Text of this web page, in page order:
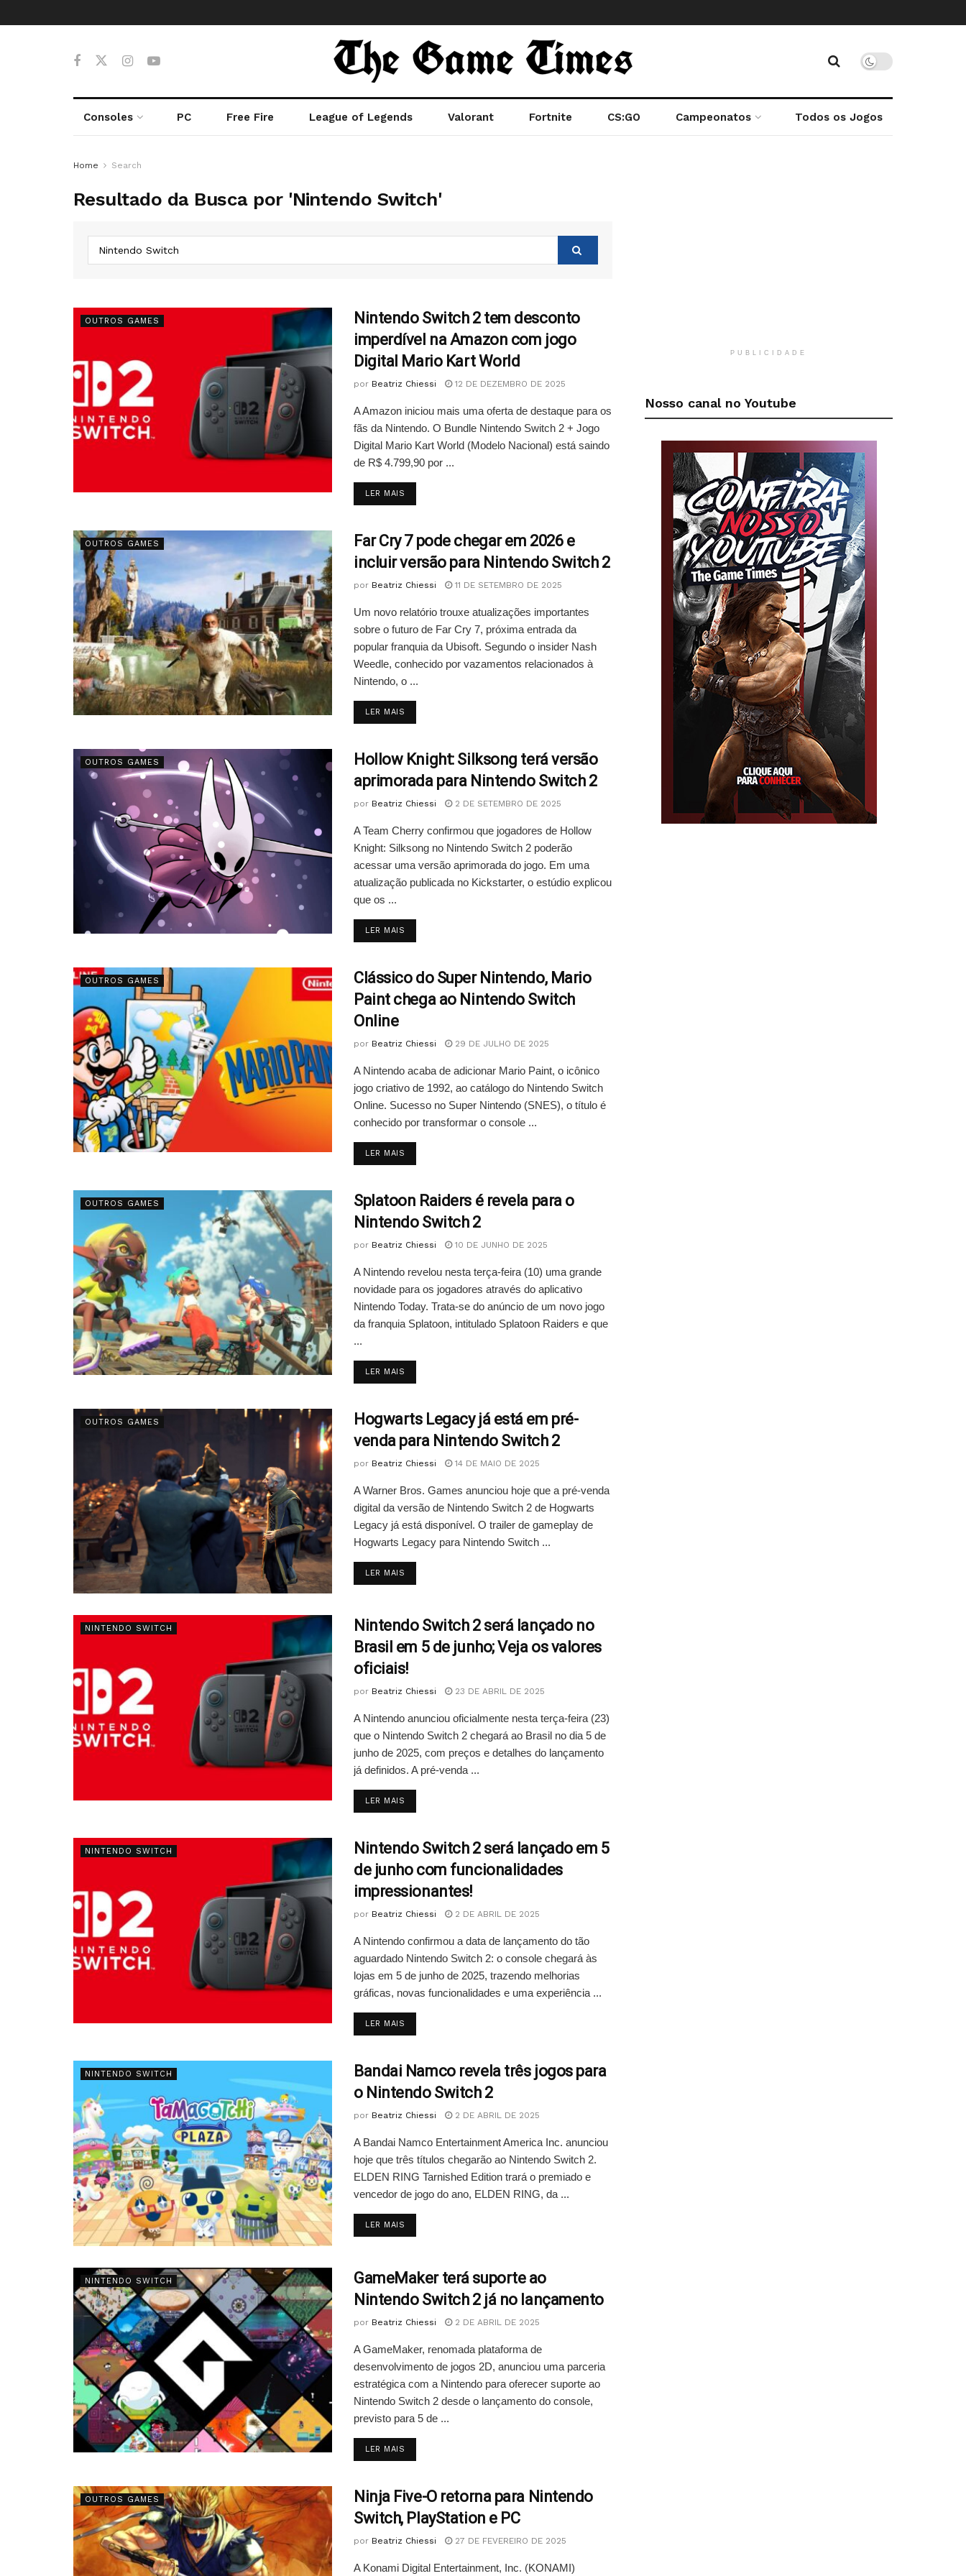
Consoles PC Free Fire League of Legends Valorant Fortnite CS:GO Campeonatos Todos os Jogos
Home Search
Resultado da Busca por 'Nintendo Switch'
OUTROS GAMES
Nintendo Switch 2 tem desconto
imperdível na Amazon com jogo
Digital Mario Kart World
por Beatriz Chiessi 12 DE DEZEMBRO DE 2025
A Amazon iniciou mais uma oferta de destaque para os
fãs da Nintendo. O Bundle Nintendo Switch 2 + Jogo
Digital Mario Kart World (Modelo Nacional) está saindo
de R$ 4.799,90 por ...
LER MAIS
OUTROS GAMES
Far Cry 7 pode chegar em 2026 e
incluir versão para Nintendo Switch 2
por Beatriz Chiessi 11 DE SETEMBRO DE 2025
Um novo relatório trouxe atualizações importantes
sobre o futuro de Far Cry 7, próxima entrada da
popular franquia da Ubisoft. Segundo o insider Nash
Weedle, conhecido por vazamentos relacionados à
Nintendo, o ...
LER MAIS
OUTROS GAMES
Hollow Knight: Silksong terá versão
aprimorada para Nintendo Switch 2
por Beatriz Chiessi 2 DE SETEMBRO DE 2025
A Team Cherry confirmou que jogadores de Hollow
Knight: Silksong no Nintendo Switch 2 poderão
acessar uma versão aprimorada do jogo. Em uma
atualização publicada no Kickstarter, o estúdio explicou
que os ...
LER MAIS
OUTROS GAMES
Clássico do Super Nintendo, Mario
Paint chega ao Nintendo Switch
Online
por Beatriz Chiessi 29 DE JULHO DE 2025
A Nintendo acaba de adicionar Mario Paint, o icônico
jogo criativo de 1992, ao catálogo do Nintendo Switch
Online. Sucesso no Super Nintendo (SNES), o título é
conhecido por transformar o console ...
LER MAIS
OUTROS GAMES
Splatoon Raiders é revela para o
Nintendo Switch 2
por Beatriz Chiessi 10 DE JUNHO DE 2025
A Nintendo revelou nesta terça-feira (10) uma grande
novidade para os jogadores através do aplicativo
Nintendo Today. Trata-se do anúncio de um novo jogo
da franquia Splatoon, intitulado Splatoon Raiders e que
...
LER MAIS
OUTROS GAMES
Hogwarts Legacy já está em pré-
venda para Nintendo Switch 2
por Beatriz Chiessi 14 DE MAIO DE 2025
A Warner Bros. Games anunciou hoje que a pré-venda
digital da versão de Nintendo Switch 2 de Hogwarts
Legacy já está disponível. O trailer de gameplay de
Hogwarts Legacy para Nintendo Switch ...
LER MAIS
NINTENDO SWITCH
Nintendo Switch 2 será lançado no
Brasil em 5 de junho; Veja os valores
oficiais!
por Beatriz Chiessi 23 DE ABRIL DE 2025
A Nintendo anunciou oficialmente nesta terça-feira (23)
que o Nintendo Switch 2 chegará ao Brasil no dia 5 de
junho de 2025, com preços e detalhes do lançamento
já definidos. A pré-venda ...
LER MAIS
NINTENDO SWITCH
Nintendo Switch 2 será lançado em 5
de junho com funcionalidades
impressionantes!
por Beatriz Chiessi 2 DE ABRIL DE 2025
A Nintendo confirmou a data de lançamento do tão
aguardado Nintendo Switch 2: o console chegará às
lojas em 5 de junho de 2025, trazendo melhorias
gráficas, novas funcionalidades e uma experiência ...
LER MAIS
NINTENDO SWITCH
Bandai Namco revela três jogos para
o Nintendo Switch 2
por Beatriz Chiessi 2 DE ABRIL DE 2025
A Bandai Namco Entertainment America Inc. anunciou
hoje que três títulos chegarão ao Nintendo Switch 2.
ELDEN RING Tarnished Edition trará o premiado e
vencedor de jogo do ano, ELDEN RING, da ...
LER MAIS
NINTENDO SWITCH
GameMaker terá suporte ao
Nintendo Switch 2 já no lançamento
por Beatriz Chiessi 2 DE ABRIL DE 2025
A GameMaker, renomada plataforma de
desenvolvimento de jogos 2D, anunciou uma parceria
estratégica com a Nintendo para oferecer suporte ao
Nintendo Switch 2 desde o lançamento do console,
previsto para 5 de ...
LER MAIS
OUTROS GAMES
Ninja Five-O retorna para Nintendo
Switch, PlayStation e PC
por Beatriz Chiessi 27 DE FEVEREIRO DE 2025
A Konami Digital Entertainment, Inc. (KONAMI)
PUBLICIDADE
Nosso canal no Youtube